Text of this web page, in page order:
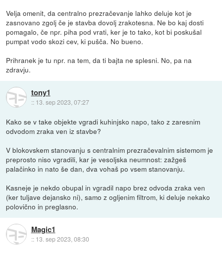
Velja omenit, da centralno prezračevanje lahko deluje kot je
zasnovano zgolj če je stavba dovolj zrakotesna. Ne bo kaj dosti
pomagalo, če npr. piha pod vrati, ker je to tako, kot bi poskušal
pumpat vodo skozi cev, ki pušča. No bueno.
Prihranek je tu npr. na tem, da ti bajta ne splesni. No, pa na
zdravju.
tony1
:: 13. sep 2023, 07:27
Kako se v take objekte vgradi kuhinjsko napo, tako z zaresnim
odvodom zraka ven iz stavbe?
V blokovskem stanovanju s centralnim prezračevalnim sistemom je
preprosto niso vgradili, kar je vesoljska neumnost: zažgeš
palačinko in nato še dan, dva vohaš po vsem stanovanju.
Kasneje je nekdo obupal in vgradil napo brez odvoda zraka ven
(ker tuljave dejansko ni), samo z ogljenim filtrom, ki deluje nekako
polovično in preglasno.
Magic1
:: 13. sep 2023, 08:30